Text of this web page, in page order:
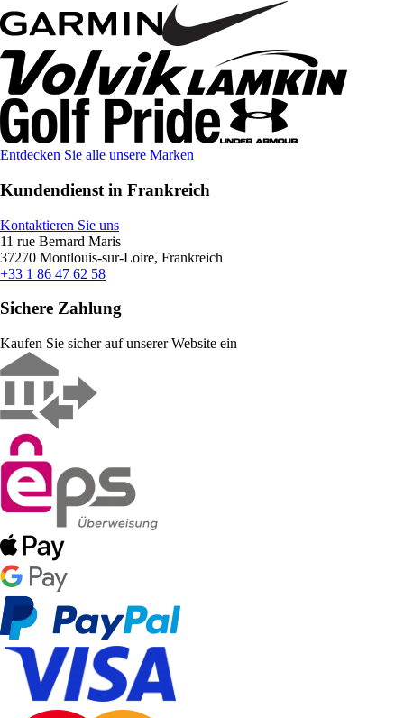
Entdecken Sie alle unsere Marken
Kundendienst in Frankreich
Kontaktieren Sie uns
11 rue Bernard Maris
37270 Montlouis-sur-Loire, Frankreich
+33 1 86 47 62 58
Sichere Zahlung
Kaufen Sie sicher auf unserer Website ein